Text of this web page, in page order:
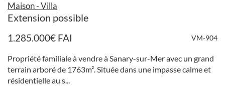
Maison - Villa
Extension possible
1.285.000€ FAI VM-904
Propriété familiale à vendre à Sanary-sur-Mer avec un grand
terrain arboré de 1763m². Située dans une impasse calme et
résidentielle au s...